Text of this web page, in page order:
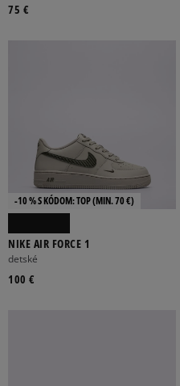
75 €
-10 % S KÓDOM: TOP (MIN. 70 €)
NIKE AIR FORCE 1
detské
100 €